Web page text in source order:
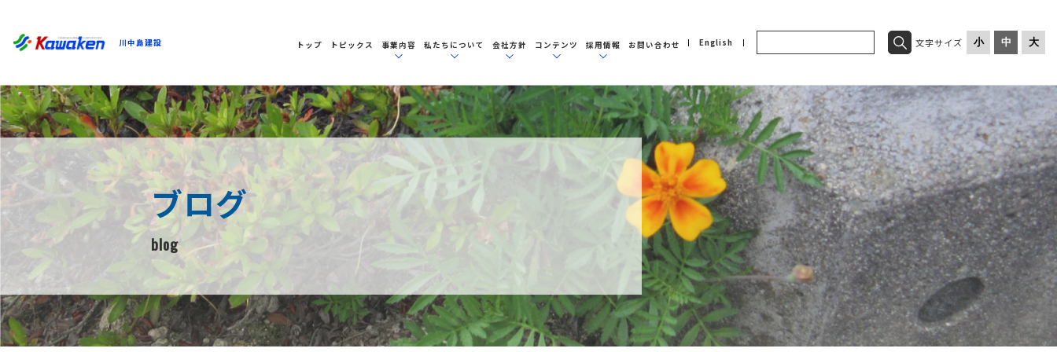
川中島建設 トップ トピックス 事業内容 私たちについて 会社方針 コンテンツ 採用情報 お問い合わせ English 文字サイズ 小 中 大
ブログ
blog